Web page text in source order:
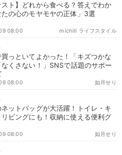
スト】どれから食べる？答えでわか
の心のモヤモヤの正体」3選
michill ライフスタイル
08:00
っといてよかった！「キズつかな
くさない！」SNSで話題のサポー
如月せり
08:00
ットバッグが大活躍！トイレ・キ
リビングにも！収納に使える便利グ
如月せり
08:00